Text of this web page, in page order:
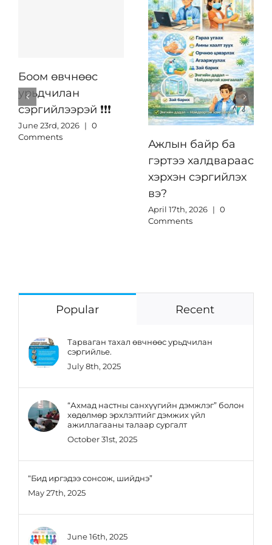
Боом өвчнөөс
урьдчилан
сэргийлээрэй ❗️❗️❗️
June 23rd, 2026 | 0
Comments
Ажлын байр ба
гэртээ халдвараас
хэрхэн сэргийлэх
вэ?
April 17th, 2026 | 0
Comments
Popular Recent
Тарваган тахал өвчнөөс урьдчилан
сэргийлье.
July 8th, 2025
“Ахмад настны санхүүгийн дэмжлэг” болон
хөдөлмөр эрхлэлтийг дэмжих үйл
ажиллагааны талаар сургалт
October 31st, 2025
“Бид иргэдээ сонсож, шийднэ”
May 27th, 2025
June 16th, 2025